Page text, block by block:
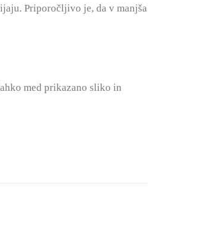
Priporočljivo je, da v manjša
med prikazano sliko in